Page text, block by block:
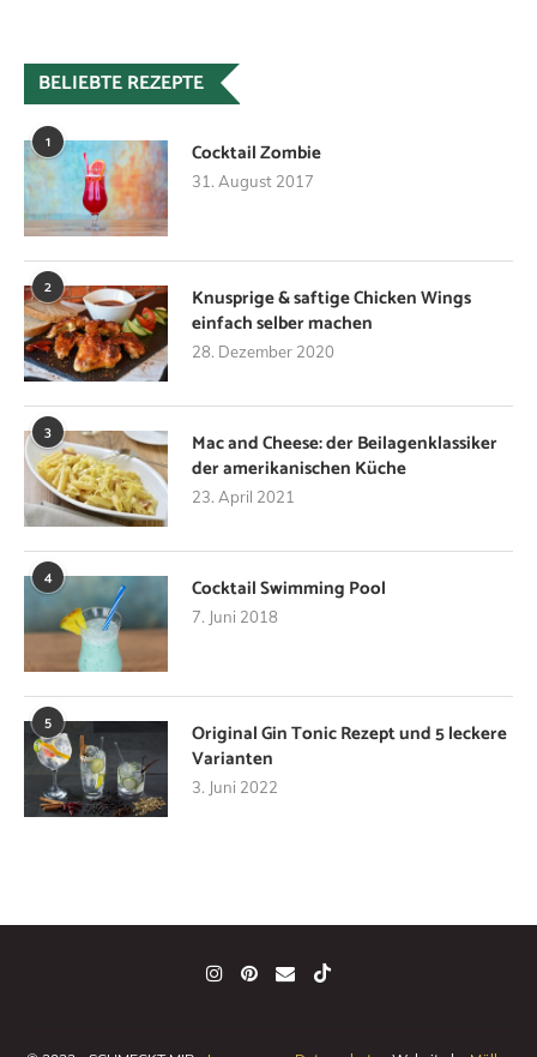
BELIEBTE REZEPTE
1 Cocktail Zombie
31. August 2017
2
Knusprige & saftige Chicken Wings
einfach selber machen
28. Dezember 2020
3
Mac and Cheese: der Beilagenklassiker
der amerikanischen Küche
23. April 2021
4 Cocktail Swimming Pool
7. Juni 2018
5
Original Gin Tonic Rezept und 5 leckere
Varianten
3. Juni 2022